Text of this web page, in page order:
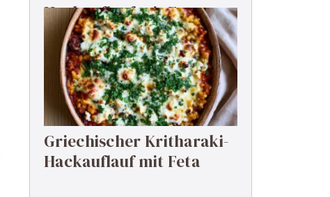
Hackauflauf mit Feta
Griechischer Kritharaki-
Hackauflauf mit Feta